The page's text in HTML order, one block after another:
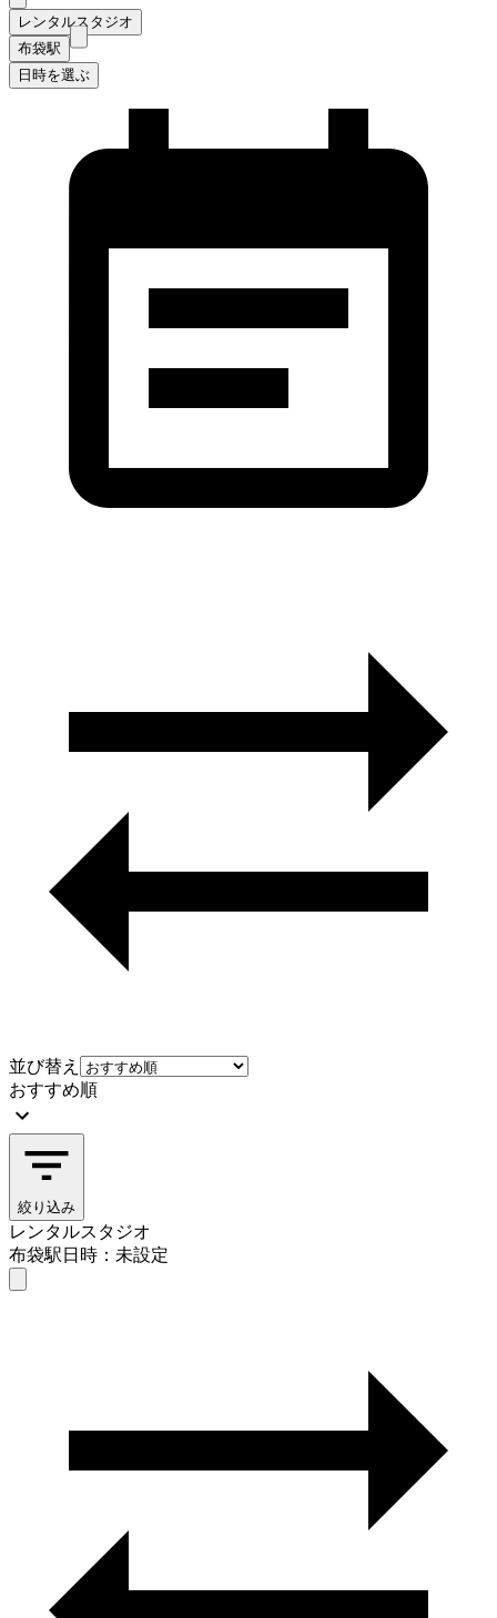
レンタルスタジオ
布袋駅
日時を選ぶ
並び替え
おすすめ順
絞り込み
レンタルスタジオ
布袋駅日時：未設定